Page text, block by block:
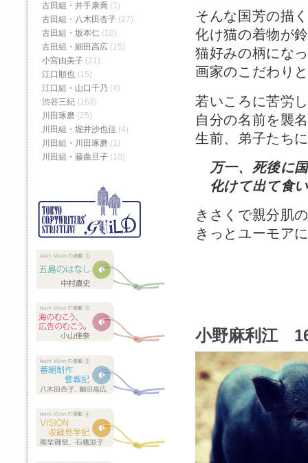
そんな国芳の描
化け猫の着物が
猫好みの柄にな
画家のこだわり
若いころに苦労
自分の名前を襲
生前、弟子たち
万一、死後に
化けて出て食
きさくで親分肌
きっとユーモア
小野麻利江
古田組・井手康喬 (1)
古田組・八木田杏子 (27)
古田組・坂本仁 (10)
古田組・細田高広 (15)
小宮由美子 (21)
江口順也 (15)
江口組・山口千乃 (4)
渋谷三紀 (163)
川田琢磨 (25)
川田組・堀井沙也佳 (4)
川田組・川田琢磨 (1)
川田組・藤曲旦子 (10)